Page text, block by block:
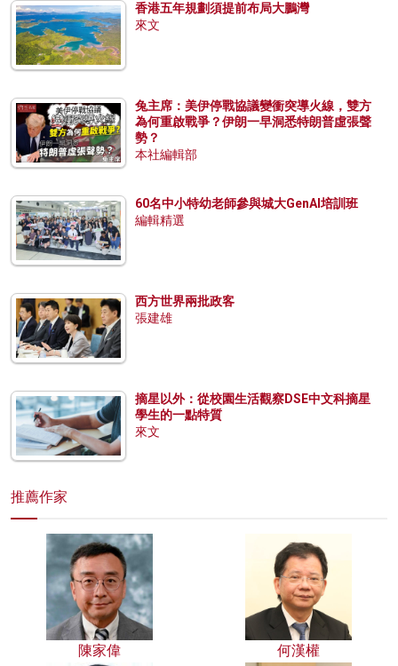
香港五年規劃須提前布局大鵬灣
來文
兔主席：美伊停戰協議變衝突導火線，雙方
為何重啟戰爭？伊朗一早洞悉特朗普虛張聲
勢？
本社編輯部
60名中小特幼老師參與城大GenAI培訓班
編輯精選
西方世界兩批政客
張建雄
摘星以外：從校園生活觀察DSE中文科摘星
學生的一點特質
來文
推薦作家
陳家偉 何漢權